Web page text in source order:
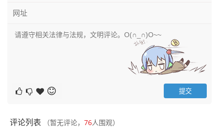
评论列表 （暂无评论， 76人围观）